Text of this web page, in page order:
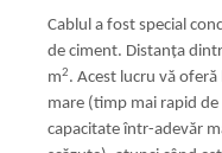
Cablul a fost special
de ciment. Distanța
m2. Acest lucru vă
mare (timp mai rapid
capacitate într-adevăr